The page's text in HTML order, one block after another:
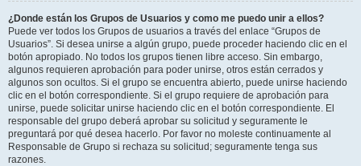
¿Donde están los Grupos de Usuarios y como me puedo unir a ellos?
Puede ver todos los Grupos de usuarios a través del enlace “Grupos de
Usuarios”. Si desea unirse a algún grupo, puede proceder haciendo clic en el
botón apropiado. No todos los grupos tienen libre acceso. Sin embargo,
algunos requieren aprobación para poder unirse, otros están cerrados y
algunos son ocultos. Si el grupo se encuentra abierto, puede unirse haciendo
clic en el botón correspondiente. Si el grupo requiere de aprobación para
unirse, puede solicitar unirse haciendo clic en el botón correspondiente. El
responsable del grupo deberá aprobar su solicitud y seguramente le
preguntará por qué desea hacerlo. Por favor no moleste continuamente al
Responsable de Grupo si rechaza su solicitud; seguramente tenga sus
razones.